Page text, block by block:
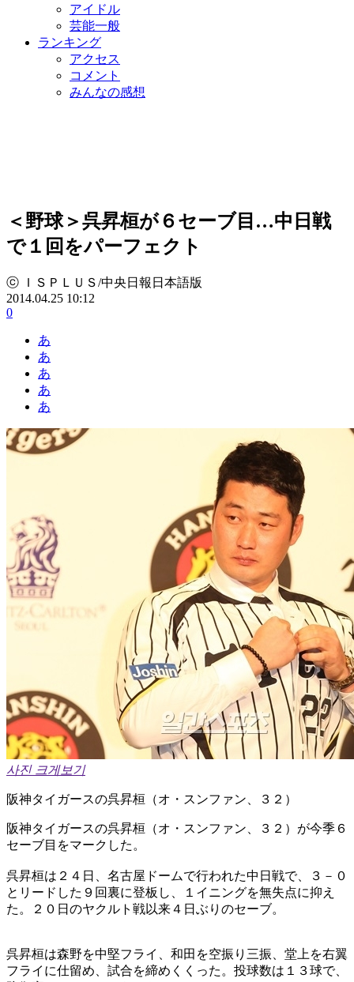
アイドル
芸能一般
ランキング
アクセス
コメント
みんなの感想
＜野球＞呉昇桓が６セーブ目…中日戦
で１回をパーフェクト
ⓒ ＩＳＰＬＵＳ/中央日報日本語版
2014.04.25 10:12
0
あ
あ
あ
あ
あ
사진 크게보기
阪神タイガースの呉昇桓（オ・スンファン、３２）
阪神タイガースの呉昇桓（オ・スンファン、３２）が今季６
セーブ目をマークした。
呉昇桓は２４日、名古屋ドームで行われた中日戦で、３－０
とリードした９回裏に登板し、１イニングを無失点に抑え
た。２０日のヤクルト戦以来４日ぶりのセーブ。
呉昇桓は森野を中堅フライ、和田を空振り三振、堂上を右翼
フライに仕留め、試合を締めくくった。投球数は１３球で、